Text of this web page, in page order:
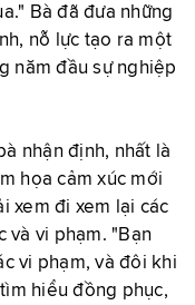
Bà đã đưa những
nỗ lực tạo ra một
năm đầu sự nghiệp
nhận định, nhất là
họa cảm xúc mới
xem đi xem lại các
và vi phạm. "Bạn
vi phạm, và đôi khi
hiểu đồng phục,